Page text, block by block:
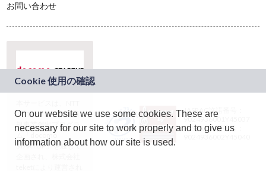
お問い合わせ
ドコモグループの新
規事業創出プログラ
ム「docomo
STARTUP」を通じて
JASRAC許諾番号：
9024936001Y45037
JASRAC許諾番号：
On our website we use some cookies. These are
necessary for our site to work properly and to give us
information about how our site is used.